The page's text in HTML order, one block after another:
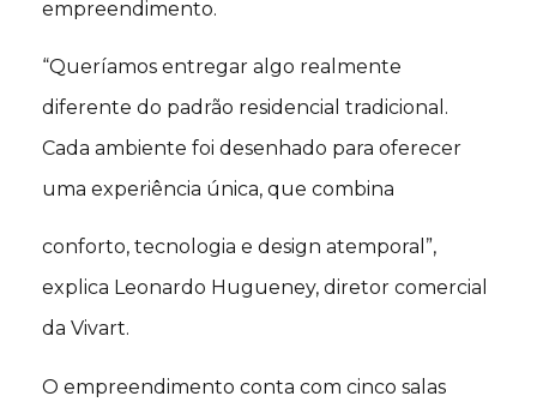
empreendimento.
“Queríamos entregar algo realmente
diferente do padrão residencial tradicional.
Cada ambiente foi desenhado para oferecer
uma experiência única, que combina
conforto, tecnologia e design atemporal”,
explica Leonardo Hugueney, diretor comercial
da Vivart.
O empreendimento conta com cinco salas